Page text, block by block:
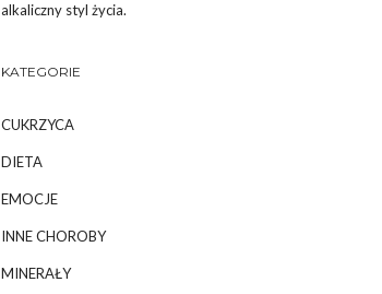
alkaliczny styl życia.
KATEGORIE
CUKRZYCA
DIETA
EMOCJE
INNE CHOROBY
MINERAŁY